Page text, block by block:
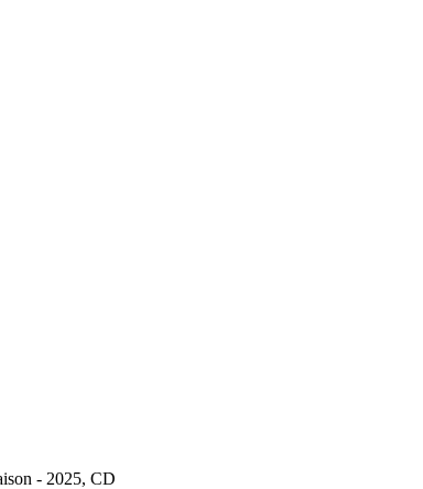
- 2025, CD